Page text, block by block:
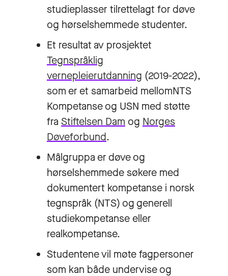
studieplasser tilrettelagt for døve
og hørselshemmede studenter.
Et resultat av prosjektet
Tegnspråklig
vernepleierutdanning (2019-2022),
som er et samarbeid mellomNTS
Kompetanse og USN med støtte
fra Stiftelsen Dam og Norges
Døveforbund.
Målgruppa er døve og
hørselshemmede søkere med
dokumentert kompetanse i norsk
tegnspråk (NTS) og generell
studiekompetanse eller
realkompetanse.
Studentene vil møte fagpersoner
som kan både undervise og